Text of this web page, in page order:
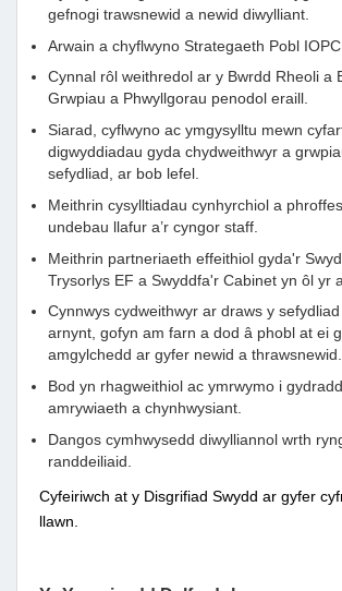
gefnogi trawsnewid a newid diwylliant.
Arwain a chyflwyno Strategaeth Pobl
Cynnal rôl weithredol ar y Bwrdd Rheoli a
Grwpiau a Phwyllgorau penodol eraill.
Siarad, cyflwyno ac ymgysylltu mewn
digwyddiadau gyda chydweithwyr a
sefydliad, ar bob lefel.
Meithrin cysylltiadau cynhyrchiol a
undebau llafur a’r cyngor staff.
Meithrin partneriaeth effeithiol gyda'r
Trysorlys EF a Swyddfa'r Cabinet yn ôl yr
Cynnwys cydweithwyr ar draws y
arnynt, gofyn am farn a dod â phobl at ei
amgylchedd ar gyfer newid a thrawsnewid.
Bod yn rhagweithiol ac ymrwymo i
amrywiaeth a chynhwysiant.
Dangos cymhwysedd diwylliannol wrth
randdeiliaid.
Cyfeiriwch at y Disgrifiad Swydd ar gyfer
llawn.